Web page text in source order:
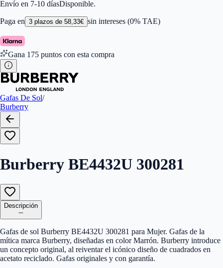
Color de Lentes:Gris
Forma:Phantos
Género:Mujer
Largo de la Varilla (mm)
Marca
Tipo de Cristales: Polarizados
Envío en 7-10 díasDisponible.
Paga en 3 plazos de 58,33€ sin intereses (0% TAE)
Gana 175 puntos con esta compra
Gafas De Sol/
Burberry
Burberry BE4432U 300281
Descripción
Gafas de sol Burberry BE4432U 300281 para Mujer. Gafas de la
mítica marca Burberry, diseñadas en color Marrón. Burberry introduce
un concepto original, al reiventar el icónico diseño de cuadrados en
acetato reciclado. Gafas originales y con garantía.